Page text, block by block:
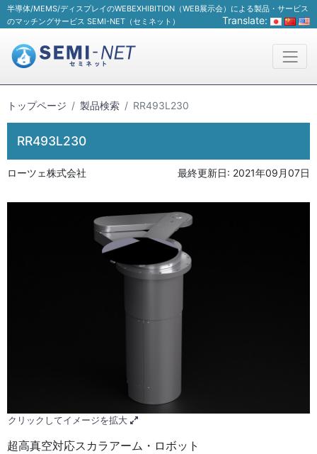
半導体/MEMS/ディスプレイのWEBEXHIBITION（WEB展示会）による製品・サービス
のマッチングサービス SEMI-NET（セミネット）
Translate:
トップページ 製品検索 RR493L230
RR493L230
ローツェ株式会社 最終更新日: 2021年09月07日
クリックしてイメージを拡大
超高真空対応スカラアーム・ロボット